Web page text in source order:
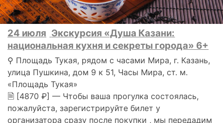
24 июля Экскурсия «Душа Казани:
национальная кухня и секреты города» 6+
⚲ Площадь Тукая, рядом с часами Мира, г. Казань,
улица Пушкина, дом 9 к 51, Часы Мира, ст. м.
«Площадь Тукая»
🗎 [4870 ₽] — Чтобы ваша прогулка состоялась,
пожалуйста, зарегистрируйте билет у
организатора сразу после покупки , мы передадим